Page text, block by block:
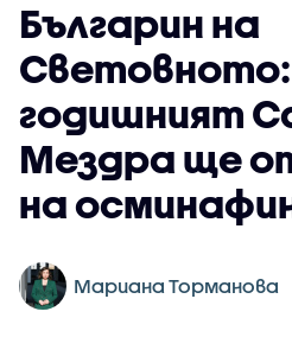
Българин на
Световното:
годишният
Мездра ще
на
Мариана Торманова